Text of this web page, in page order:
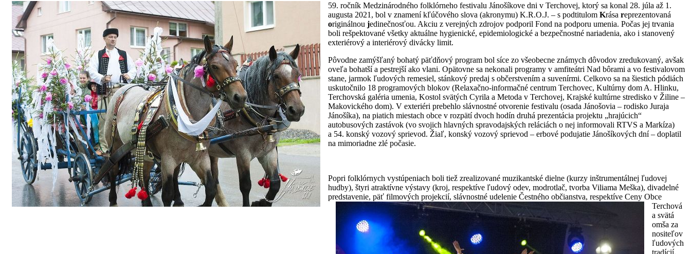
59. ročník Medzinárodného folklórneho festivalu Jánošíkove dni v Terchovej, ktorý sa konal 28. júla až 1.
augusta 2021, bol v znamení kľúčového slova (akronymu) K.R.O.J. – s podtitulom Krása reprezentovaná
originálnou jedinečnosťou. Akciu z verejných zdrojov podporil Fond na podporu umenia. Počas jej trvania
boli rešpektované všetky aktuálne hygienické, epidemiologické a bezpečnostné nariadenia, ako i stanovený
exteriérový a interiérový divácky limit.
Pôvodne zamýšľaný bohatý päťdňový program bol síce zo všeobecne známych dôvodov zredukovaný, avšak
oveľa bohatší a pestrejší ako vlani. Opätovne sa nekonali programy v amfiteátri Nad bôrami a vo festivalovom
stane, jarmok ľudových remesiel, stánkový predaj s občerstvením a suvenírmi. Celkovo sa na šiestich pódiách
uskutočnilo 18 programových blokov (Relaxačno-informačné centrum Terchovec, Kultúrny dom A. Hlinku,
Terchovská galéria umenia, Kostol svätých Cyrila a Metoda v Terchovej, Krajské kultúrne stredisko v Žiline –
Makovického dom). V exteriéri prebehlo slávnostné otvorenie festivalu (osada Jánošovia – rodisko Juraja
Jánošíka), na piatich miestach obce v rozpätí dvoch hodín druhá prezentácia projektu „hrajúcich“
autobusových zastávok (vo svojich hlavných spravodajských reláciách o nej informovali RTVS a Markíza)
a 54. konský vozový sprievod. Žiaľ, konský vozový sprievod – erbové podujatie Jánošíkových dní – doplatil
na mimoriadne zlé počasie.
Popri folklórnych vystúpeniach boli tiež zrealizované muzikantské dielne (kurzy inštrumentálnej ľudovej
hudby), štyri atraktívne výstavy (kroj, respektíve ľudový odev, modrotlač, tvorba Viliama Meška), divadelné
predstavenie, päť filmových projekcií, slávnostné udelenie Čestného občianstva, respektíve Ceny Obce
Terchová
a svätá
omša za
nositeľov
ľudových
tradícií.